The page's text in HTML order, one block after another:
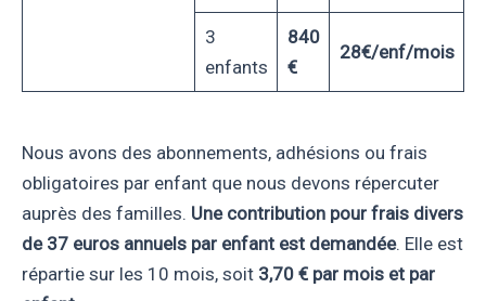
3
enfants
840
€
28€/enf/mois
Nous avons des abonnements, adhésions ou frais
obligatoires par enfant que nous devons répercuter
auprès des familles. Une contribution pour frais divers
de 37 euros annuels par enfant est demandée. Elle est
répartie sur les 10 mois, soit 3,70 € par mois et par